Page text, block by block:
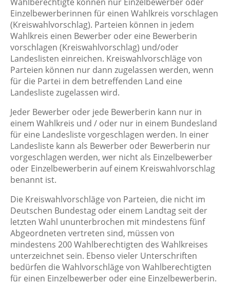
Einzelbewerberinnen für einen Wahlkreis vorschlagen
(Kreiswahlvorschlag). Parteien können in jedem
Wahlkreis einen Bewerber oder eine Bewerberin
vorschlagen (Kreiswahlvorschlag) und/oder
Landeslisten einreichen. Kreiswahlvorschläge von
Parteien können nur dann zugelassen werden, wenn
für die Partei in dem betreffenden Land eine
Landesliste zugelassen wird.
Jeder Bewerber oder jede Bewerberin kann nur in
einem Wahlkreis und / oder nur in einem Bundesland
für eine Landesliste vorgeschlagen werden. In einer
Landesliste kann als Bewerber oder Bewerberin nur
vorgeschlagen werden, wer nicht als Einzelbewerber
oder Einzelbewerberin auf einem Kreiswahlvorschlag
benannt ist.
Die Kreiswahlvorschläge von Parteien, die nicht im
Deutschen Bundestag oder einem Landtag seit der
letzten Wahl ununterbrochen mit mindestens fünf
Abgeordneten vertreten sind, müssen von
mindestens 200 Wahlberechtigten des Wahlkreises
unterzeichnet sein. Ebenso vieler Unterschriften
bedürfen die Wahlvorschläge von Wahlberechtigten
für einen Einzelbewerber oder eine Einzelbewerberin.